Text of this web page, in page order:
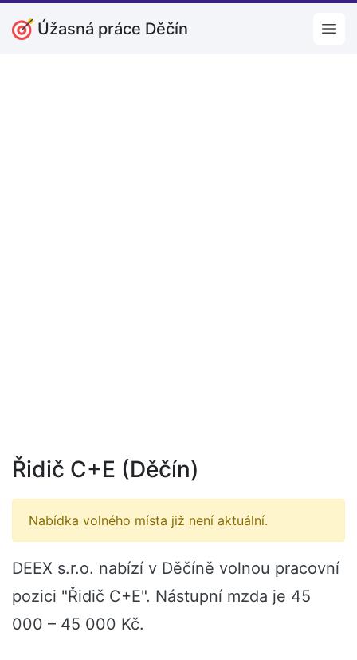
Úžasná práce Děčín
Řidič C+E (Děčín)
Nabídka volného místa již není aktuální.
DEEX s.r.o. nabízí v Děčíně volnou pracovní
pozici "Řidič C+E". Nástupní mzda je 45
000 – 45 000 Kč.